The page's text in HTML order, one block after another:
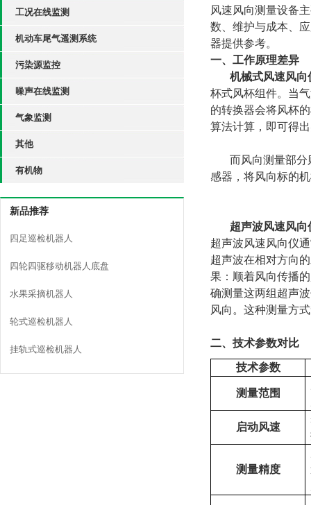
工况在线监测
机动车尾气遥测系统
污染源监控
噪声在线监测
气象监测
其他
有机物
新品推荐
四足巡检机器人
四轮四驱移动机器人底盘
水果采摘机器人
轮式巡检机器人
挂轨式巡检机器人
风速风向测量设备
数、维护与成本、
器提供参考。
一、工作原理差异
机械式风速风向
杯式风杯组件。当
的转换器会将风杯
算法计算，即可得
而风向测量部
感器，将风向标的
超声波风速风向
超声波风速风向仪
超声波在相对方向
果：顺着风向传播
确测量这两组超声
风向。这种测量方
二、技术参数对比
技术参数
测量范围
启动风速
测量精度